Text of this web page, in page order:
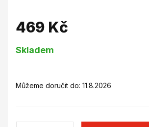
469 Kč
cena:
Skladem
Můžeme doručit do: 11.8.2026